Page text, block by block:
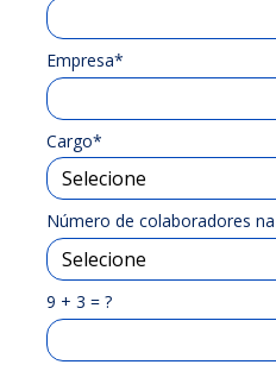
Empresa*
Cargo*
Número de colaboradores
9 + 3 = ?